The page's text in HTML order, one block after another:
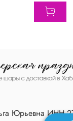
Юрьевна ИНН